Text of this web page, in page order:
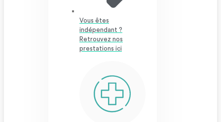
Vous êtes
indépendant ?
Retrouvez nos
prestations ici